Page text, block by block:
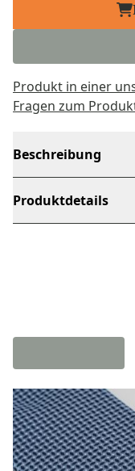
Produkt in einer
Fragen zum
Beschreibung
Produktdetails